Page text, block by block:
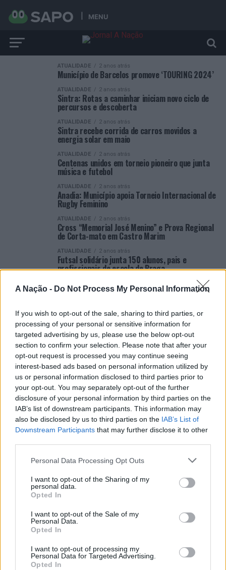
A Nação - Do Not Process My Personal Information
If you wish to opt-out of the sale, sharing to third parties, or
processing of your personal or sensitive information for
targeted advertising by us, please use the below opt-out
section to confirm your selection. Please note that after your
opt-out request is processed you may continue seeing
interest-based ads based on personal information utilized by
us or personal information disclosed to third parties prior to
your opt-out. You may separately opt-out of the further
disclosure of your personal information by third parties on the
IAB’s list of downstream participants. This information may
also be disclosed by us to third parties on the IAB’s List of
Downstream Participants that may further disclose it to other
Personal Data Processing Opt Outs
I want to opt-out of the Sharing of my
personal data.
Opted In
I want to opt-out of the Sale of my
Personal Data.
Opted In
I want to opt-out of processing my
Personal Data for Targeted Advertising.
Opted In
MENU
ATUALIDADE 2 anos atrás
Município de Barcelos promove ‘TOURING 2024’
ATUALIDADE 2 anos atrás
Sintra: Rotas a caminhar iniciam novo ciclo de
percursos e descoberta
ATUALIDADE 2 anos atrás
Sintra recebe corrida de carros movidos a
energia solar em maio
ATUALIDADE 2 anos atrás
Centenas unidos em torneio pioneiro que junta
música e futebol
ATUALIDADE 2 anos atrás
Anadia: Município apoia Torneio Internacional de
Rugby Feminino
ATUALIDADE 2 anos atrás
Cross “Memorial José Menino” e Prova Regional
de Corta-mato em Castro Marim
ATUALIDADE 2 anos atrás
Futsal solidário junta 150 alunos, pais e
profissionais de escola de Braga
Nova geração lidera surf português
Eurocidade Tui.Valença apresenta Calendário
Desportivo para 2024
ATUALIDADE 2 anos atrás
Barcelos: FC “Os Académicos” elevam o Voleibol
em Barcelos com um crescimento de 300%
num ano
VER MAIS
CATEGORIAS
Açores
Atualidade
Conteúdo Patrocinado
Cultura
Economia
Educação
Internacional
Opinião